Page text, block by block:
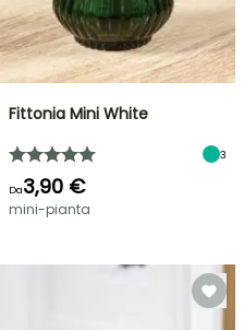
Fittonia Mini White
3
Da3,90 €
mini-pianta